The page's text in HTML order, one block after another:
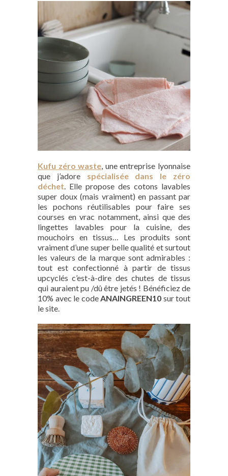
Kufu zéro waste, une entreprise lyonnaise
que j’adore spécialisée dans le zéro
déchet. Elle propose des cotons lavables
super doux (mais vraiment) en passant par
les pochons réutilisables pour faire ses
courses en vrac notamment, ainsi que des
lingettes lavables pour la cuisine, des
mouchoirs en tissus… Les produits sont
vraiment d’une super belle qualité et surtout
les valeurs de la marque sont admirables :
tout est confectionné à partir de tissus
upcyclés c’est-à-dire des chutes de tissus
qui auraient pu /dû être jetés ! Bénéficiez de
10% avec le codeANAINGREEN10 sur tout
le site.